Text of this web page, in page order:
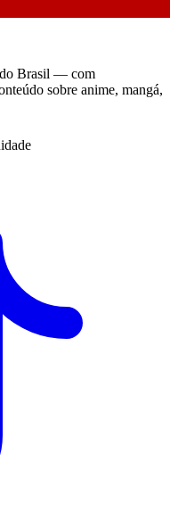
do Brasil — com
sobre anime, mangá,